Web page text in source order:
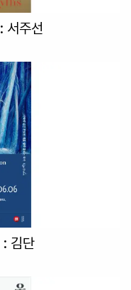
: 서주선
: 김단